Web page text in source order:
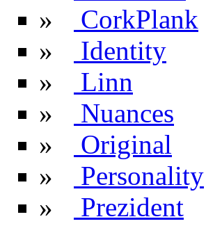
»
CorkPlank
»
Identity
»
Linn
»
Nuances
»
Original
»
Personality
»
Prezident